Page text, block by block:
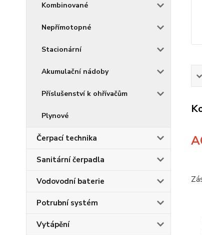
Kombinované
Nepřímotopné
Stacionární
Akumulační nádoby
Příslušenství k ohřívačům
Plynové
Čerpací technika
Sanitární čerpadla
Vodovodní baterie
Potrubní systém
Vytápění